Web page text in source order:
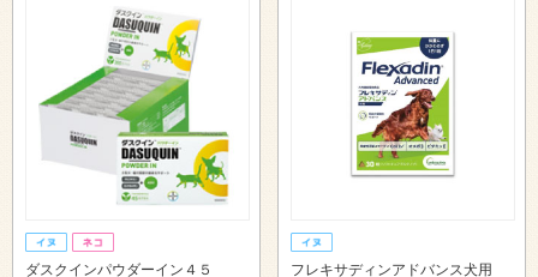
ダスクインパウダーイン４５ フレキサディンアドバンス犬用